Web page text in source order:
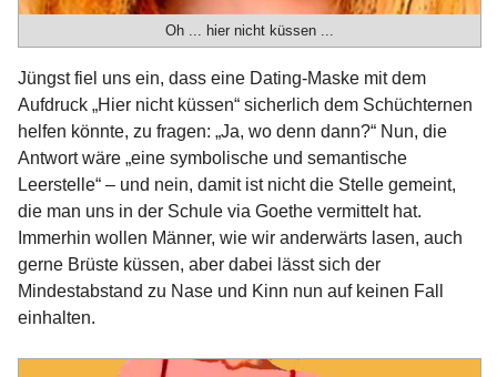
Oh ... hier nicht küssen ...
Jüngst fiel uns ein, dass eine Dating-Maske mit dem
Aufdruck „Hier nicht küssen“ sicherlich dem Schüchternen
helfen könnte, zu fragen: „Ja, wo denn dann?“ Nun, die
Antwort wäre „eine symbolische und semantische
Leerstelle“ – und nein, damit ist nicht die Stelle gemeint,
die man uns in der Schule via Goethe vermittelt hat.
Immerhin wollen Männer, wie wir anderwärts lasen, auch
gerne Brüste küssen, aber dabei lässt sich der
Mindestabstand zu Nase und Kinn nun auf keinen Fall
einhalten.